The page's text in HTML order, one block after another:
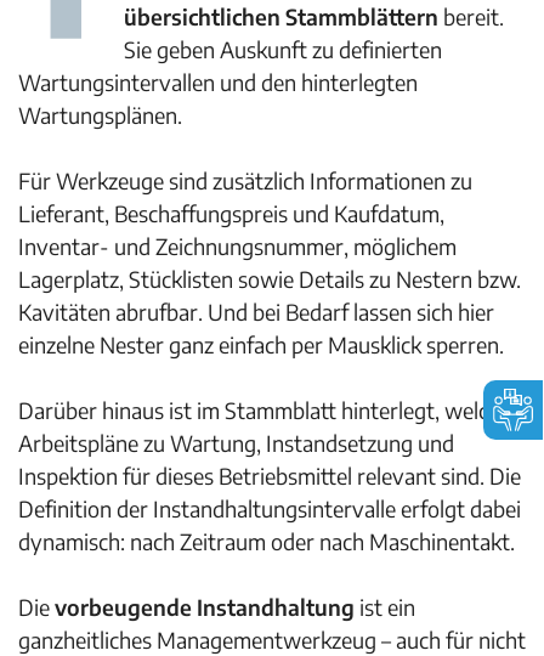
übersichtlichen Stammblättern bereit.
Sie geben Auskunft zu definierten
Wartungsintervallen und den hinterlegten
Wartungsplänen.
Für Werkzeuge sind zusätzlich Informationen zu
Lieferant, Beschaffungspreis und Kaufdatum,
Inventar- und Zeichnungsnummer, möglichem
Lagerplatz, Stücklisten sowie Details zu Nestern bzw.
Kavitäten abrufbar. Und bei Bedarf lassen sich hier
einzelne Nester ganz einfach per Mausklick sperren.
Darüber hinaus ist im Stammblatt hinterlegt, welche
Arbeitspläne zu Wartung, Instandsetzung und
Inspektion für dieses Betriebsmittel relevant sind. Die
Definition der Instandhaltungsintervalle erfolgt dabei
dynamisch: nach Zeitraum oder nach Maschinentakt.
Dievorbeugende Instandhaltung ist ein
ganzheitliches Managementwerkzeug – auch für nicht